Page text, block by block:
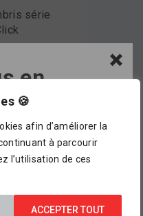
🍪
afin d’améliorer la
à parcourir
l’utilisation de ces
ACCEPTER TOUT
série
en
notre catalogue en
qu’un petit
trouver dans